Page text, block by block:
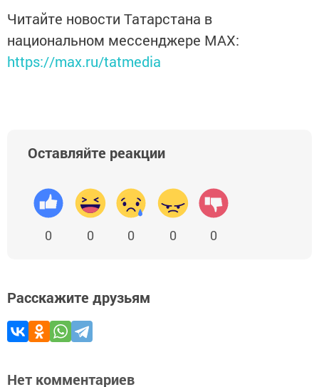
Читайте новости Татарстана в
национальном мессенджере MАХ:
https://max.ru/tatmedia
Оставляйте реакции
0 0 0 0 0
Расскажите друзьям
Нет комментариев